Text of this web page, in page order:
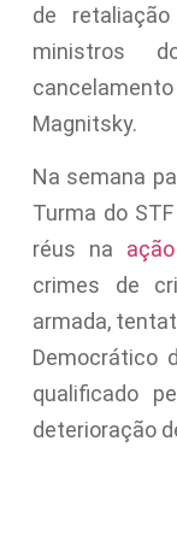
de
ministros
Magnitsky.
Na semana
Turma do STF
réus na
crimes de
armada,
Democrático
qualificado
deterioração